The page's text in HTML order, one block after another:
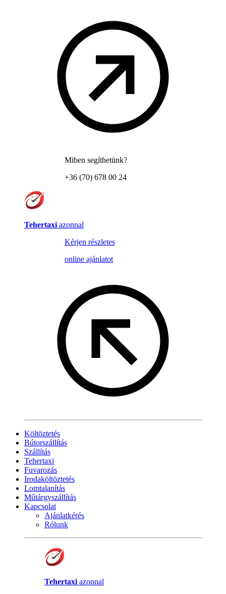
Miben segíthetünk?
+36 (70) 678 00 24
Tehertaxi azonnal
Kérjen részletes
online ajánlatot
Költöztetés
Bútorszállítás
Szállítás
Tehertaxi
Fuvarozás
Irodaköltöztetés
Lomtalanítás
Műtárgyszállítás
Kapcsolat
Ajánlatkérés
Rólunk
Tehertaxi azonnal